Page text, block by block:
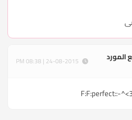
المورد